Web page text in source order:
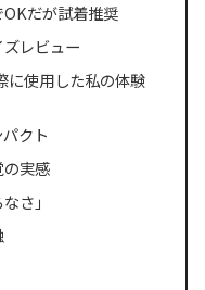
だが試着推奨
レビュー
に使用した私の体験
クト
実感
さ」